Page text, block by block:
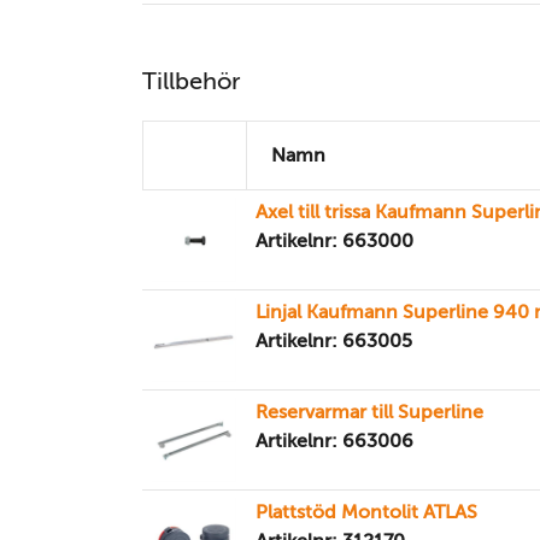
Tillbehör
Namn
Axel till trissa Kaufmann
Artikelnr: 663000
Linjal Kaufmann Superline 940
Artikelnr: 663005
Reservarmar till Superline
Artikelnr: 663006
Plattstöd Montolit ATLAS